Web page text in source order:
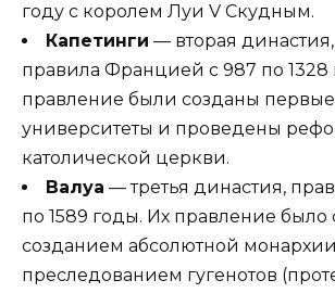
году с королем Луи V Скудным.
Капетинги — вторая династия,
правила Францией с 987 по 1328
правление были созданы первые
университеты и проведены
католической церкви.
Валуа — третья династия,
по 1589 годы. Их правление было
созданием абсолютной
преследованием гугенотов